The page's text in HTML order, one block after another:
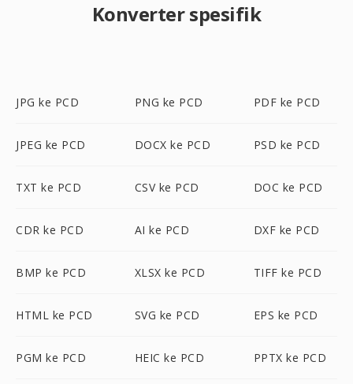
Konverter spesifik
JPG ke PCD PNG ke PCD PDF ke PCD
JPEG ke PCD DOCX ke PCD PSD ke PCD
TXT ke PCD CSV ke PCD DOC ke PCD
CDR ke PCD AI ke PCD DXF ke PCD
BMP ke PCD XLSX ke PCD TIFF ke PCD
HTML ke PCD SVG ke PCD EPS ke PCD
PGM ke PCD HEIC ke PCD PPTX ke PCD